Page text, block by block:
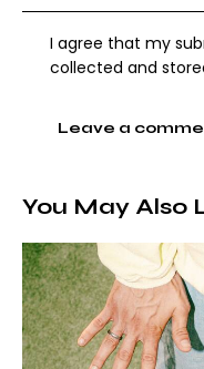
I agree that my
collected and
You May Also